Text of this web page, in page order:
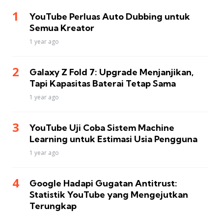
YouTube Perluas Auto Dubbing untuk
Semua Kreator
1 year ago
Galaxy Z Fold 7: Upgrade Menjanjikan,
Tapi Kapasitas Baterai Tetap Sama
1 year ago
YouTube Uji Coba Sistem Machine
Learning untuk Estimasi Usia Pengguna
1 year ago
Google Hadapi Gugatan Antitrust:
Statistik YouTube yang Mengejutkan
Terungkap